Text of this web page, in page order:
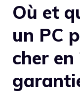
Où et
un PC
cher